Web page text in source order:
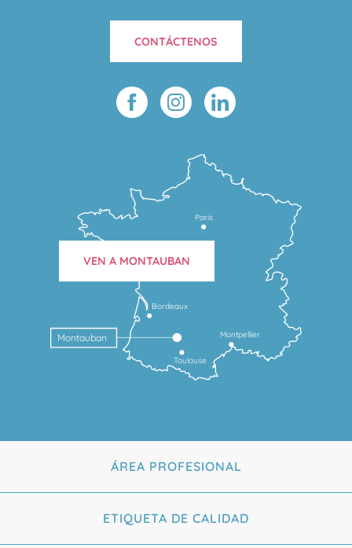
CONTÁCTENOS
Toulouse
Montpellier
Bordeaux
Montauban
Paris
VEN A MONTAUBAN
ÁREA PROFESIONAL
ETIQUETA DE CALIDAD